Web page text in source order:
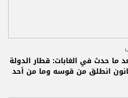
ما حدث في الغابات: قطار الدولة
انطلق من قوسه وما من أحد